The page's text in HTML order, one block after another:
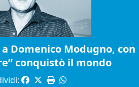
a Domenico Modugno, con
conquistò il mondo